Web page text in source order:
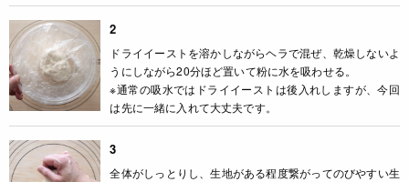
2
ドライイーストを溶かしながらヘラで混ぜ、乾燥しないよ
うにしながら20分ほど置いて粉に水を吸わせる。
※通常の吸水ではドライイーストは後入れしますが、今回
は先に一緒に入れて大丈夫です。
3
全体がしっとりし、生地がある程度繋がってのびやすい生